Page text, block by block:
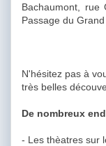
Bachaumont,
Passage du Grand
N'hésitez pas à
très belles
De nombreux
- Les thèatres sur